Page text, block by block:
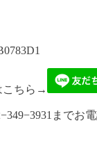
こちら→
までお